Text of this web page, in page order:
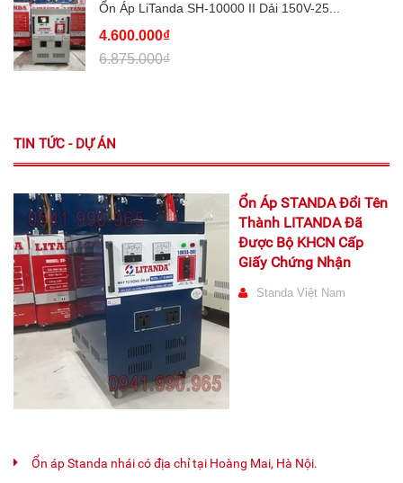
Ổn Áp LiTanda SH-10000 II Dải 150V-25...
4.600.000₫
6.875.000₫
TIN TỨC - DỰ ÁN
Ổn Áp STANDA Đổi Tên
Thành LITANDA Đã
Được Bộ KHCN Cấp
Giấy Chứng Nhận
Standa Việt Nam
Ổn áp Standa nhái có địa chỉ tại Hoàng Mai, Hà Nội.